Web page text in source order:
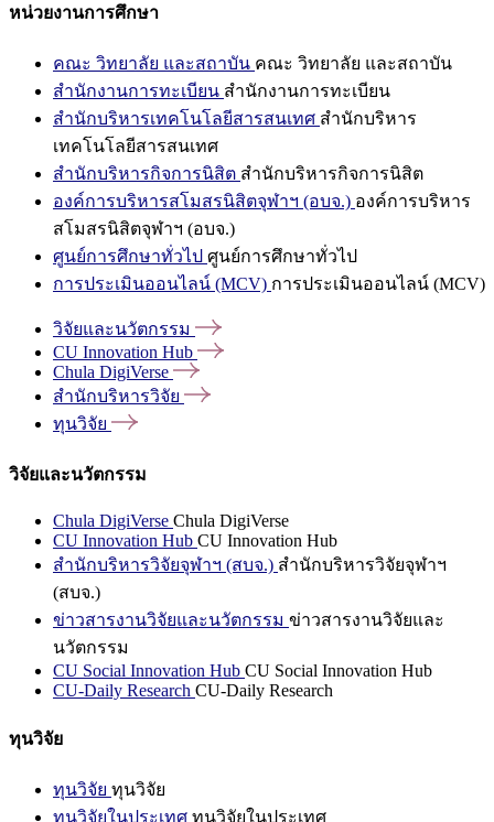
หน่วยงานการศึกษา
คณะ วิทยาลัย และสถาบัน คณะ วิทยาลัย และสถาบัน
สำนักงานการทะเบียน สำนักงานการทะเบียน
สำนักบริหารเทคโนโลยีสารสนเทศ สำนักบริหาร
เทคโนโลยีสารสนเทศ
สำนักบริหารกิจการนิสิต สำนักบริหารกิจการนิสิต
องค์การบริหารสโมสรนิสิตจุฬาฯ (อบจ.) องค์การบริหาร
สโมสรนิสิตจุฬาฯ (อบจ.)
ศูนย์การศึกษาทั่วไป ศูนย์การศึกษาทั่วไป
การประเมินออนไลน์ (MCV) การประเมินออนไลน์ (MCV)
วิจัยและนวัตกรรม
CU Innovation Hub
Chula DigiVerse
สำนักบริหารวิจัย
ทุนวิจัย
วิจัยและนวัตกรรม
Chula DigiVerse Chula DigiVerse
CU Innovation Hub CU Innovation Hub
สำนักบริหารวิจัยจุฬาฯ (สบจ.) สำนักบริหารวิจัยจุฬาฯ
(สบจ.)
ข่าวสารงานวิจัยและนวัตกรรม ข่าวสารงานวิจัยและ
นวัตกรรม
CU Social Innovation Hub CU Social Innovation Hub
CU-Daily Research CU-Daily Research
ทุนวิจัย
ทุนวิจัย ทุนวิจัย
ทุนวิจัยในประเทศ ทุนวิจัยในประเทศ